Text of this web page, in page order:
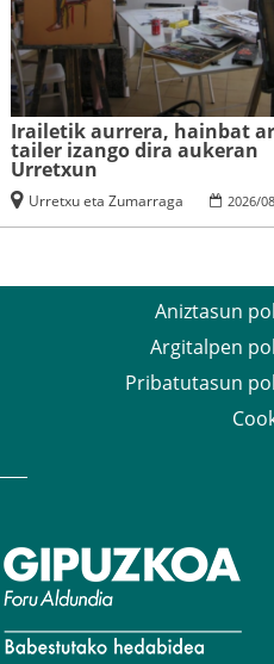
Irailetik aurrera, hainbat
tailer izango dira aukeran
Urretxun
2026/
Urretxu eta Zumarraga
Aniztasun
Argitalpen
Pribatutasun